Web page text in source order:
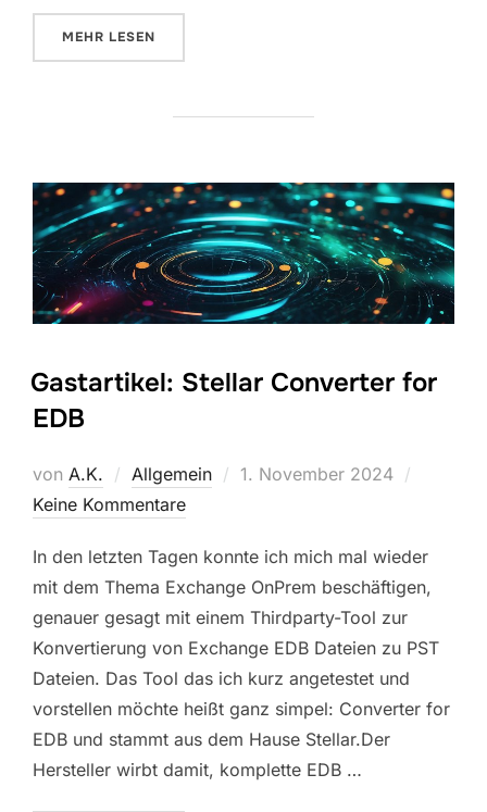
MEHR ÜBER „MICROSOFT 365 SAFE ATTACHMENT
LESEN
Gastartikel: Stellar Converter for
EDB
von A.K. Allgemein
Veröffentlicht
1. November 2024
Keine Kommentare
In den letzten Tagen konnte ich mich mal wieder
mit dem Thema Exchange OnPrem beschäftigen,
genauer gesagt mit einem Thirdparty-Tool zur
Konvertierung von Exchange EDB Dateien zu PST
Dateien. Das Tool das ich kurz angetestet und
vorstellen möchte heißt ganz simpel: Converter for
EDB und stammt aus dem Hause Stellar.Der
Hersteller wirbt damit, komplette EDB …